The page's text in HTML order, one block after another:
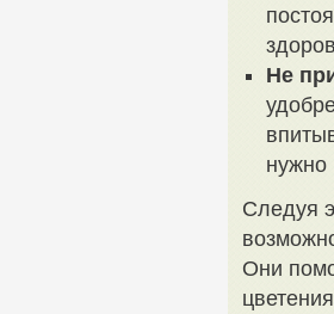
Не
нужно
Следуя
Они